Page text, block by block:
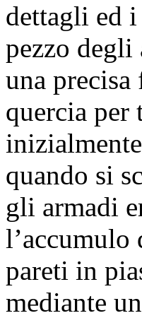
dettagli ed
pezzo degli
una
quercia per
quando si
gli armadi
pareti in
mediante